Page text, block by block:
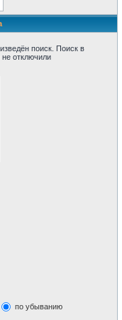
поиск. Поиск в
отключили
по убыванию